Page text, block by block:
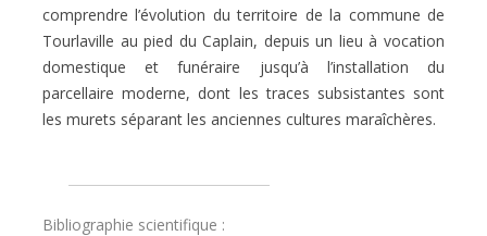
comprendre l’évolution du territoire de la commune de
Tourlaville au pied du Caplain, depuis un lieu à vocation
domestique et funéraire jusqu’à l’installation du
parcellaire moderne, dont les traces subsistantes sont
les murets séparant les anciennes cultures maraîchères.
Bibliographie scientifique :